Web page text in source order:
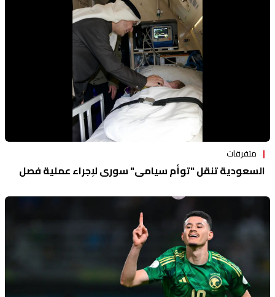
متفرقات
السعودية تنقل "توأم سيامي" سوري لإجراء عملية فصل